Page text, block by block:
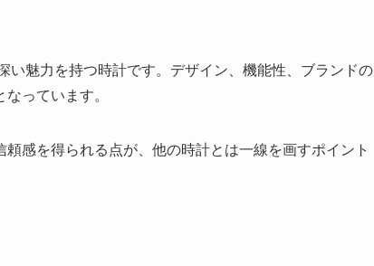
い魅力を持つ時計です。デザイン、機能性、ブランドの
っています。
感を得られる点が、他の時計とは一線を画すポイント